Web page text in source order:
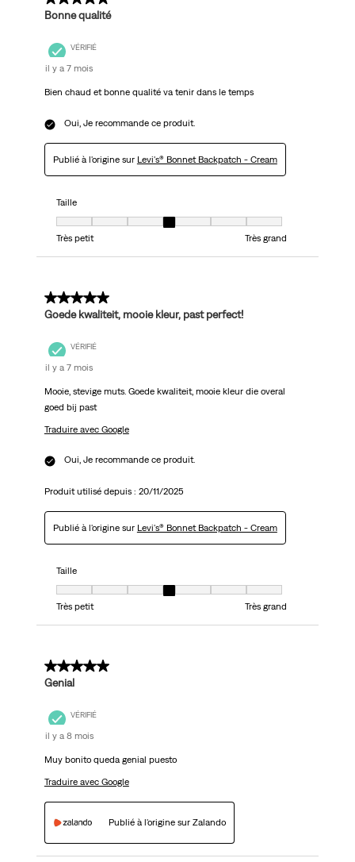
Bonne qualité
VÉRIFIÉ
il y a 7 mois
Bien chaud et bonne qualité va tenir dans le temps
Oui, Je recommande ce produit.
Publié à l'origine sur Levi's® Bonnet Backpatch - Cream
Taille
Très petit
Très grand
5 sur 5 étoiles.
Goede kwaliteit, mooie kleur, past perfect!
VÉRIFIÉ
il y a 7 mois
Mooie, stevige muts. Goede kwaliteit, mooie kleur die overal
goed bij past
Traduire avec Google
Oui, Je recommande ce produit.
Produit utilisé depuis : 20/11/2025
Publié à l'origine sur Levi's® Bonnet Backpatch - Cream
Taille
Très petit
Très grand
5 sur 5 étoiles.
Genial
VÉRIFIÉ
il y a 8 mois
Muy bonito queda genial puesto
Traduire avec Google
Publié à l'origine sur Zalando